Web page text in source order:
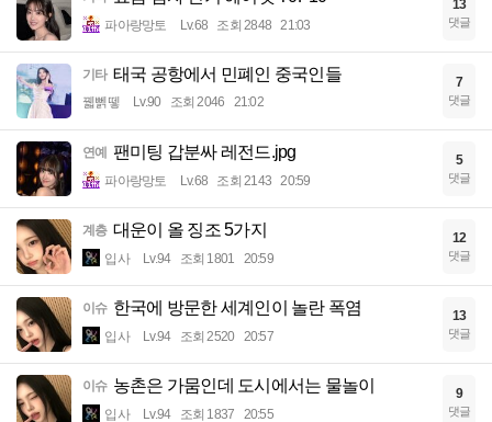
파아랑망토 Lv.68 조회 2848 21:03
13
댓글
기타 태국 공항에서 민폐인 중국인들
꿻뻵뗗 Lv.90 조회 2046 21:02
7
댓글
연예 팬미팅 갑분싸 레전드.jpg
파아랑망토 Lv.68 조회 2143 20:59
5
댓글
계층 대운이 올 징조 5가지
입사 Lv.94 조회 1801 20:59
12
댓글
이슈 한국에 방문한 세계인이 놀란 폭염
입사 Lv.94 조회 2520 20:57
13
댓글
이슈 농촌은 가뭄인데 도시에서는 물놀이
입사 Lv.94 조회 1837 20:55
9
댓글